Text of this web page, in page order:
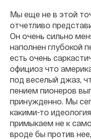
Мы еще не в этой
отчетливо
Он очень сильно
наполнен глубокой
есть очень
официоз что
под веселый джаз,
пением пионеров
принужденно. Мы
какими-то
примыкаем не к
вроде бы против